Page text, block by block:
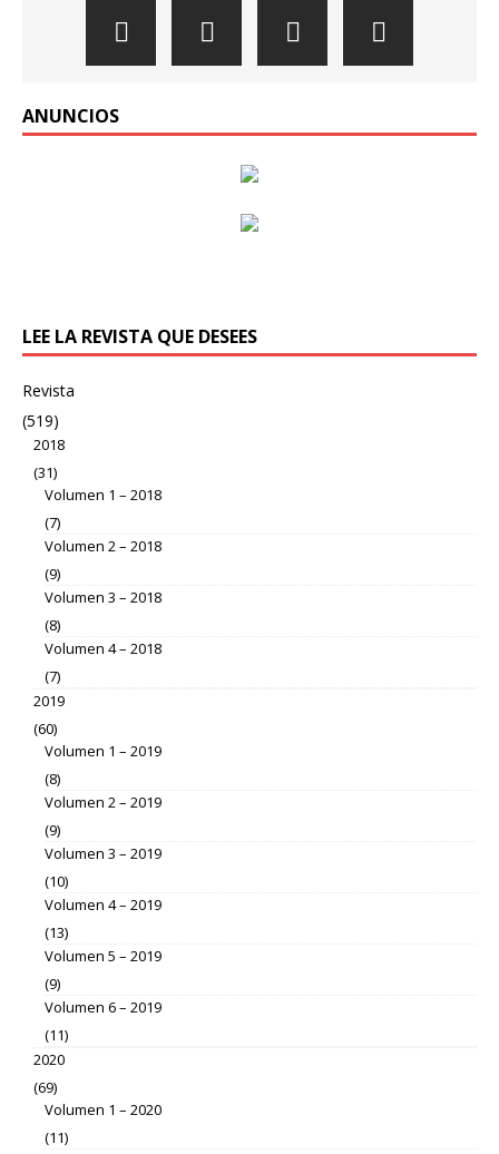
ANUNCIOS
LEE LA REVISTA QUE DESEES
Revista
(519)
2018
(31)
Volumen 1 – 2018
(7)
Volumen 2 – 2018
(9)
Volumen 3 – 2018
(8)
Volumen 4 – 2018
(7)
2019
(60)
Volumen 1 – 2019
(8)
Volumen 2 – 2019
(9)
Volumen 3 – 2019
(10)
Volumen 4 – 2019
(13)
Volumen 5 – 2019
(9)
Volumen 6 – 2019
(11)
2020
(69)
Volumen 1 – 2020
(11)